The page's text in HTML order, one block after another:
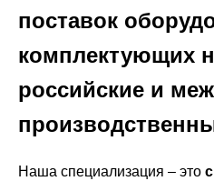
поставок
комплектующих
российские и
Наша специализация – это